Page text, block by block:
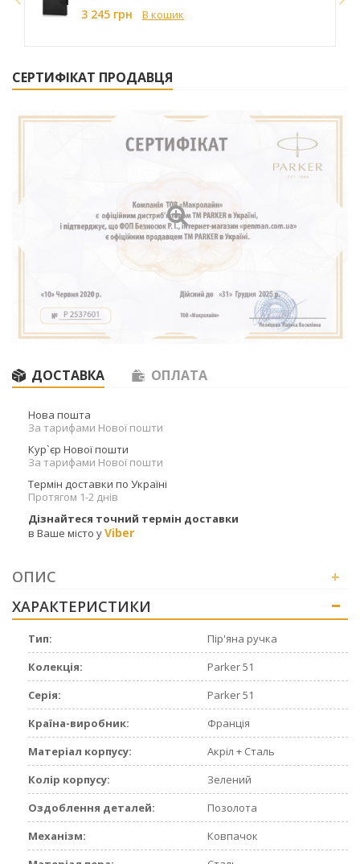
3 245 грн В кошик
СЕРТИФІКАТ ПРОДАВЦЯ
ДОСТАВКА ОПЛАТА
Нова пошта
За тарифами Нової пошти
Кур`єр Нової пошти
За тарифами Нової пошти
Термін доставки по Україні
Протягом 1-2 днів
Дізнайтеся точний термін доставки
в Ваше місто уViber
ОПИС
+
ХАРАКТЕРИСТИКИ
Тип:
Пір'яна ручка
Колекція:
Parker 51
Серія:
Parker 51
Країна-виробник:
Франція
Матеріал корпусу:
Акріл + Сталь
Колір корпусу:
Зелений
Оздоблення деталей:
Позолота
Механізм:
Ковпачок